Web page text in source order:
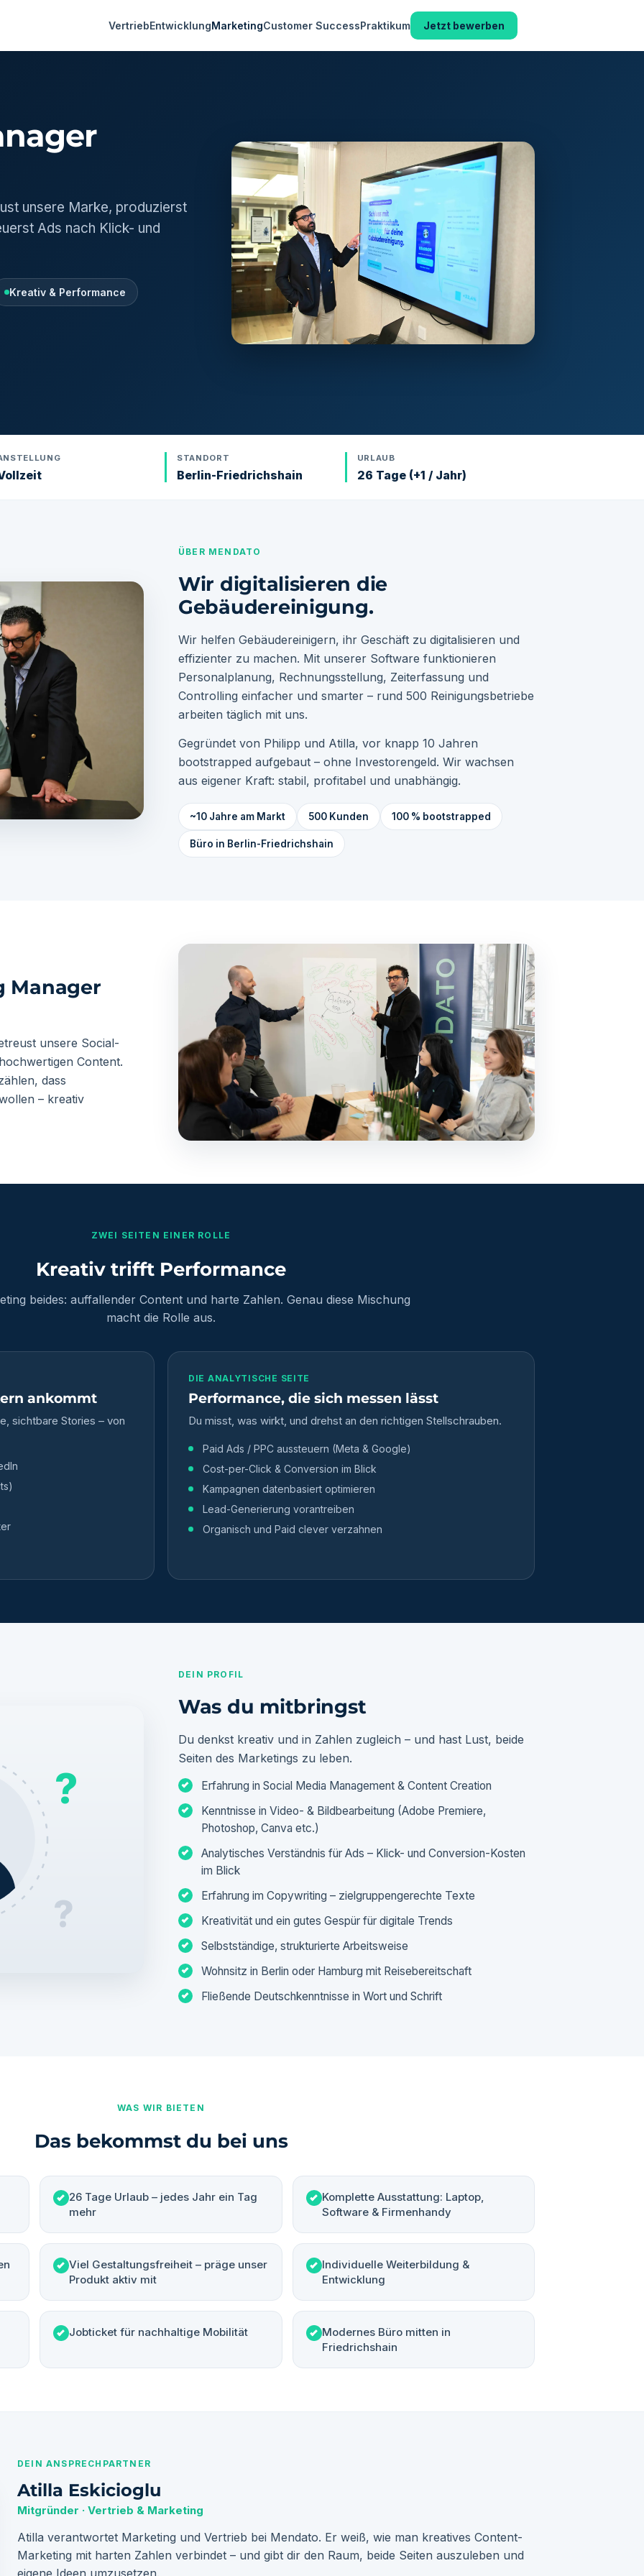
VertriebEntwicklungMarketingCustomer SuccessPraktikum Jetzt bewerben
unsere Marke, produzierst
Ads nach Klick- und
Kreativ & Performance
STANDORT
Berlin-Friedrichshain
URLAUB
26 Tage (+1 / Jahr)
ÜBER MENDATO
Wir digitalisieren die
Gebäudereinigung.
Wir helfen Gebäudereinigern, ihr Geschäft zu digitalisieren und
effizienter zu machen. Mit unserer Software funktionieren
Personalplanung, Rechnungsstellung, Zeiterfassung und
Controlling einfacher und smarter – rund 500 Reinigungsbetriebe
arbeiten täglich mit uns.
Gegründet von Philipp und Atilla, vor knapp 10 Jahren
bootstrapped aufgebaut – ohne Investorengeld. Wir wachsen
aus eigener Kraft: stabil, profitabel und unabhängig.
~10 Jahre am Markt 500 Kunden 100 % bootstrapped
Büro in Berlin-Friedrichshain
Manager
unsere Social-
Content.
dass
– kreativ
ZWEI SEITEN EINER ROLLE
Kreativ trifft Performance
beides: auffallender Content und harte Zahlen. Genau diese Mischung
macht die Rolle aus.
ankommt
sichtbare Stories – von
DIE ANALYTISCHE SEITE
Performance, die sich messen lässt
Du misst, was wirkt, und drehst an den richtigen Stellschrauben.
Paid Ads / PPC aussteuern (Meta & Google)
Cost-per-Click & Conversion im Blick
Kampagnen datenbasiert optimieren
Lead-Generierung vorantreiben
Organisch und Paid clever verzahnen
?
?
DEIN PROFIL
Was du mitbringst
Du denkst kreativ und in Zahlen zugleich – und hast Lust, beide
Seiten des Marketings zu leben.
Erfahrung in Social Media Management & Content Creation
Kenntnisse in Video- & Bildbearbeitung (Adobe Premiere,
Photoshop, Canva etc.)
Analytisches Verständnis für Ads – Klick- und Conversion-Kosten
im Blick
Erfahrung im Copywriting – zielgruppengerechte Texte
Kreativität und ein gutes Gespür für digitale Trends
Selbstständige, strukturierte Arbeitsweise
Wohnsitz in Berlin oder Hamburg mit Reisebereitschaft
Fließende Deutschkenntnisse in Wort und Schrift
WAS WIR BIETEN
Das bekommst du bei uns
26 Tage Urlaub – jedes Jahr ein Tag
mehr
Komplette Ausstattung: Laptop,
Software & Firmenhandy
Viel Gestaltungsfreiheit – präge unser
Produkt aktiv mit
Individuelle Weiterbildung &
Entwicklung
Jobticket für nachhaltige Mobilität
Modernes Büro mitten in
Friedrichshain
DEIN ANSPRECHPARTNER
Atilla Eskicioglu
Mitgründer · Vertrieb & Marketing
Atilla verantwortet Marketing und Vertrieb bei Mendato. Er weiß, wie man kreatives Content-
Marketing mit harten Zahlen verbindet – und gibt dir den Raum, beide Seiten auszuleben und
eigene Ideen umzusetzen.